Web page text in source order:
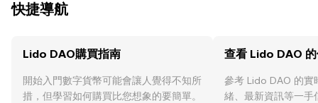
快捷導航
Lido DAO購買指南
開始入門數字貨幣可能會讓人覺得不知所
措，但學習如何購買比您想象的要簡單。
查看 Lido DAO
參考 Lido DAO 的實
緒、最新資訊等一手